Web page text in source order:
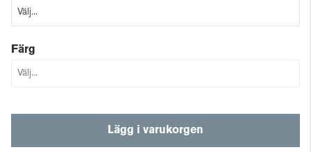
Färg
Lägg i varukorgen